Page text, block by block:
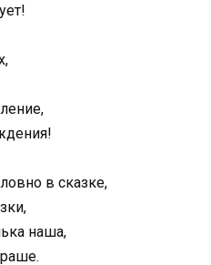
в сказке,
наша,